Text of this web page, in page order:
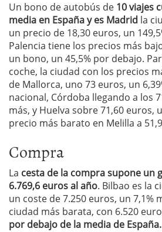
Un bono de autobús de 10 viajes
media en España y es Madrid la
un precio de 18,30 euros, un
Palencia tiene los precios más
un bono, un 45,5% por debajo.
coche, la ciudad con los precios
de Mallorca, uno 73 euros, un
nacional, Córdoba llegando a los
más, y Huelva sobre 71,60 euros,
precio más barato en Melilla a
Compra
La cesta de la compra supone un
6.769,6 euros al año. Bilbao es la
un coste de 7.250 euros, un 7,1%
ciudad más barata, con 6.520
por debajo de la media de España.